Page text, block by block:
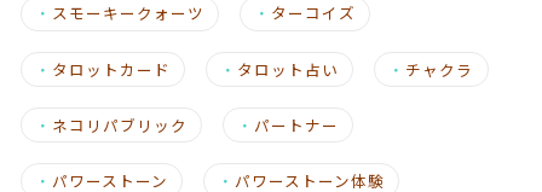
・ スモーキークォーツ ・ ターコイズ
・ タロットカード ・ タロット占い ・ チャクラ
・ ネコリパブリック ・ パートナー
・ パワーストーン ・ パワーストーン体験